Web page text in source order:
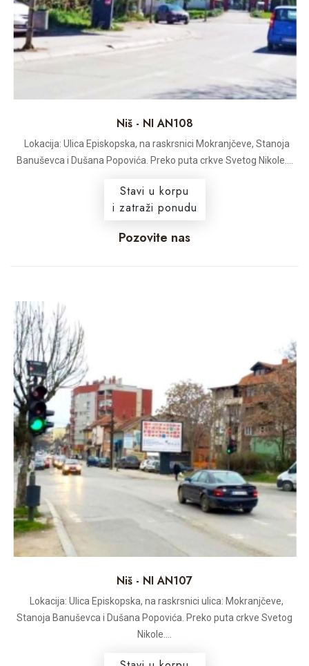
Niš - NI AN108
Lokacija: Ulica Episkopska, na raskrsnici Mokranjčeve, Stanoja
Banuševca i Dušana Popovića. Preko puta crkve Svetog Nikole....
Stavi u korpu
i zatraži ponudu
Pozovite nas
Niš - NI AN107
Lokacija: Ulica Episkopska, na raskrsnici ulica: Mokranjčeve,
Stanoja Banuševca i Dušana Popovića. Preko puta crkve Svetog
Nikole....